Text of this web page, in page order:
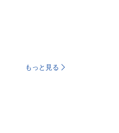
もっと見る